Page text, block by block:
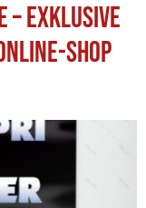
– exklusive
Shop